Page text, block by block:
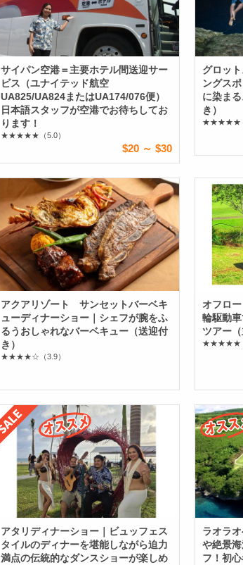
サイパン空港＝主要ホテル間送迎サー
ビス（ユナイテッド航空
UA825/UA824またはUA174/076便）
日本語スタッフが空港でお待ちしてお
ります！
★★★★★ （5.0）
$20 ～ $30
グロッ
ングス
に染ま
き）
★★★★★
アクアリゾート サンセットバーベキ
ューディナーショー｜シェフが腕をふ
るうおしゃれなバーベキュー（送迎付
き）
★★★★☆ （3.9）
オフロ
輪駆動
ツアー（
★★★★★
アタリディナーショー｜ビュッフェス
タイルのディナーを堪能しながら迫力
満点の伝統的なダンスショーが楽しめ
ラオラ
や絶景
フ！初